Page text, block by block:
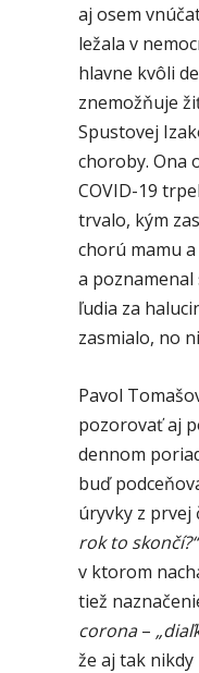
aj osem
ležala v
hlavne kvôli
znemožňuje
Spustovej
choroby. Ona
COVID-19
trvalo, kým
chorú mamu
a
ľudia za
zasmialo, no
Pavol
pozorovať aj
dennom
buď
úryvky z prvej
rok to skončí?“
v ktorom
tiež
corona–
že aj tak